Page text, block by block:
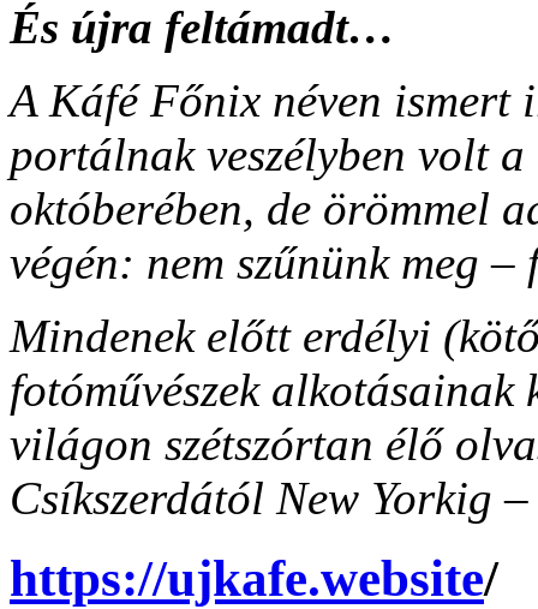
És újra feltámadt…
A Káfé Főnix néven ismert
portálnak veszélyben volt
októberében, de örömmel
végén: nem szűnünk meg
Mindenek előtt erdélyi
fotóművészek alkotásainak
világon szétszórtan élő
Csíkszerdától New Yorkig
https://ujkafe.website/